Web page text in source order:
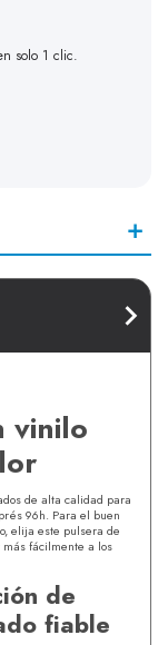
solo 1 clic.
vinilo
de alta calidad para
96h. Para el buen
elija este pulsera de
fácilmente a los
de
fiable